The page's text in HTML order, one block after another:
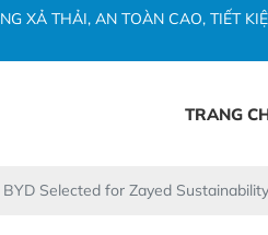
NG XẢ THẢI, AN TOÀN CAO, TIẾT KIỆ
TRANG
BYD Selected for Zayed